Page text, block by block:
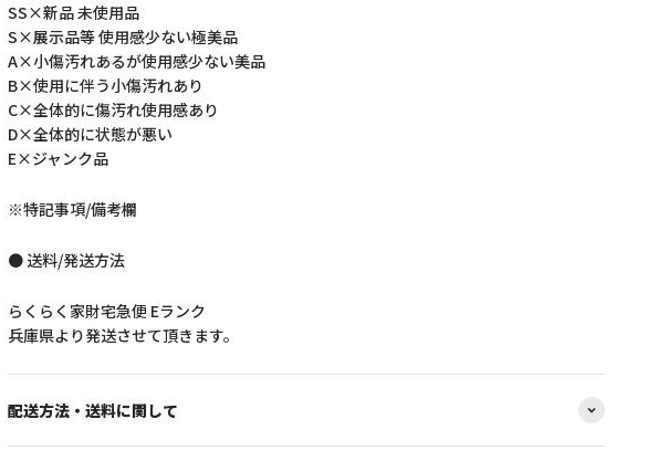
SS×新品 未使用品
S×展示品等 使用感少ない極美品
A×小傷汚れあるが使用感少ない美品
B×使用に伴う小傷汚れあり
C×全体的に傷汚れ使用感あり
D×全体的に状態が悪い
E×ジャンク品
※特記事項/備考欄
● 送料/発送方法
らくらく家財宅急便 Eランク
兵庫県より発送させて頂きます。
配送方法・送料に関して